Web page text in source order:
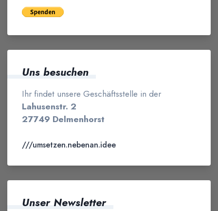
Uns besuchen
Ihr findet unsere Geschäftsstelle in der
Lahusenstr. 2
27749 Delmenhorst
///umsetzen.nebenan.idee
Unser Newsletter